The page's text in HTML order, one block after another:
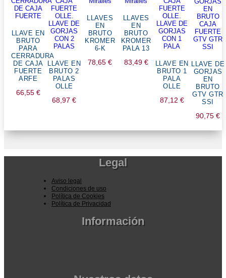
LLAVE EN
BRUTO
PARA
CERRADURA
DE CAJA
FUERTE
ARFE
66,55 €
LLAVE EN
BRUTO 2
PALAS
OLLE
68,97€
LLAVES
EN
BRUTO
KROMER
6-K
78,65€
LLAVES
EN
BRUTO
KROMER
PALA 13
83,49 €
LLAVE EN
BRUTO 1
PALA
OLLE
87,12 €
LLAVE DE
GORJAS
EN
BRUTO
GTV GTR
SSI
90,75€
Legal
Aviso legal
Condiciones de uso
Política de Cookies
Política de Privacidad
Información